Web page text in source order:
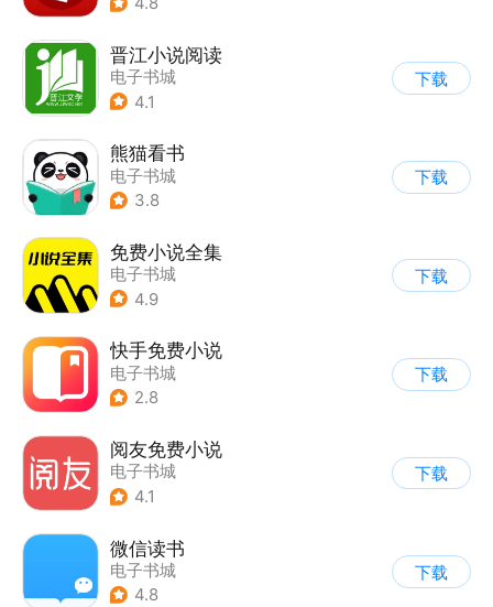
晋江小说阅读
电子书城
4.1
下载
熊猫看书
电子书城
3.8
下载
免费小说全集
电子书城
4.9
下载
快手免费小说
电子书城
2.8
下载
阅友免费小说
电子书城
4.1
下载
微信读书
电子书城
4.8
下载